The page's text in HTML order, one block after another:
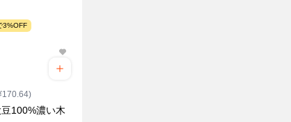
3%OFF
100%濃い木